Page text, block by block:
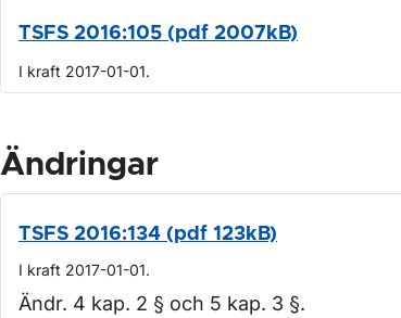
TSFS 2016:105 (pdf 2007kB)
I kraft 2017-01-01.
Ändringar
TSFS 2016:134 (pdf 123kB)
I kraft 2017-01-01.
Ändr. 4 kap. 2 § och 5 kap. 3 §.